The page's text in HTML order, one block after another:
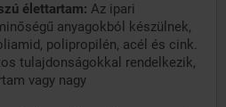
élettartam: Az ipari
anyagokból készülnek,
polipropilén, acél és cink.
tulajdonságokkal rendelkezik,
vagy nagy